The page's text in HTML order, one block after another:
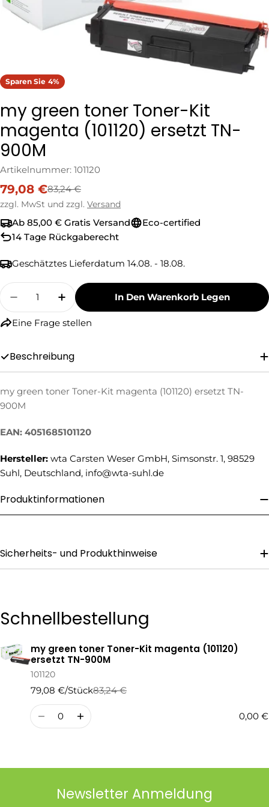
Sparen Sie 4%
my green toner Toner-Kit
magenta (101120) ersetzt TN-
900M
Artikelnummer: 101120
Verkaufspreis
79,08 €
Regulärer
Preis
83,24 €
zzgl. MwSt und zzgl. Versand
Ab 85,00 € Gratis Versand
Eco-certified
14 Tage Rückgaberecht
Geschätztes Lieferdatum 14.08. - 18.08.
Menge
Menge Für My Green Toner Toner-Kit
Menge Für My Green Toner Toner-
In Den Warenkorb Legen
Eine Frage stellen
Eine Frage stellen
Name
Ihre
Mail
Telefonnummer
Beschreibung
my green toner Toner-Kit magenta (101120) ersetzt TN-
900M
EAN: 4051685101120
Hersteller: wta Carsten Weser GmbH, Simsonstr. 1, 98529
Suhl, Deutschland, info@wta-suhl.de
Produktinformationen
Sicherheits- und Produkthinweise
Schnellbestellung
Ihr
Warenkorb
my green toner Toner-Kit magenta (101120)
ersetzt TN-900M
101120
79,08 €/Stück
Regulärer
Preis
83,24 €
Verkaufspreis
Menge
0,00 €
Newsletter Anmeldung